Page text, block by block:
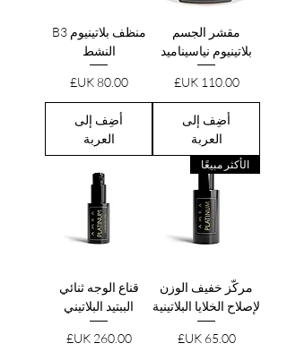
مقشر الجسم
بلاتينيوم نياسيناميد
السعر‏110.00 UK£
أضِف إلى
العربة
منظف بلاتينيوم B3
النشط
السعر‏80.00 UK£
أضِف إلى
العربة
الأكثر مبيعًا
مركّز خفيف الوزن
لإصلاح الخلايا البلاتينية
السعر‏65.00 UK£
قناع الوجه ثنائي
الببتيد البلاتيني
السعر‏260.00 UK£